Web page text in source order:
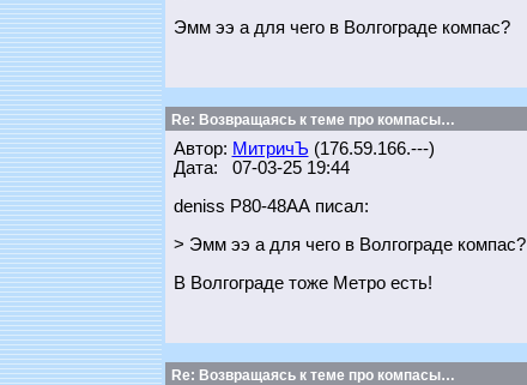
Эмм ээ а для чего в Волгограде компас?
Re: Возвращаясь к теме про компасы…
Автор: МитричЪ (176.59.166.---)
Дата: 07-03-25 19:44
deniss Р80-48АА писал:
> Эмм ээ а для чего в Волгограде компас?
В Волгограде тоже Метро есть!
Re: Возвращаясь к теме про компасы…